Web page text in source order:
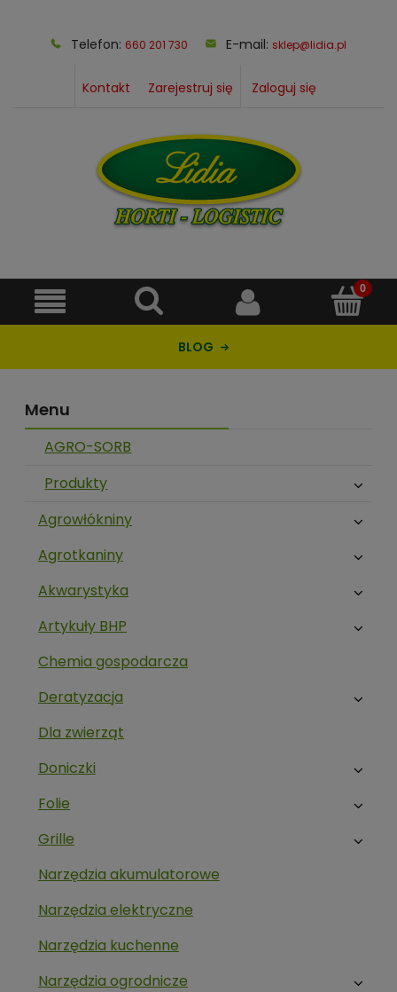
Telefon: 660 201 730 E-mail: sklep@lidia.pl
Kontakt Zarejestruj się Zaloguj się
BLOG
Menu
AGRO-SORB
Produkty
Agrowłókniny
Agrotkaniny
Akwarystyka
Artykuły BHP
Chemia gospodarcza
Deratyzacja
Dla zwierząt
Doniczki
Folie
Grille
Narzędzia akumulatorowe
Narzędzia elektryczne
Narzędzia kuchenne
Narzędzia ogrodnicze